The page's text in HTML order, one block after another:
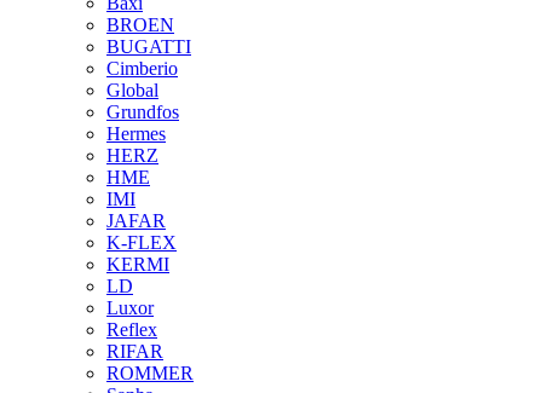
BROEN
BUGATTI
Cimberio
Global
Grundfos
Hermes
HERZ
HME
IMI
JAFAR
K-FLEX
KERMI
LD
Luxor
Reflex
RIFAR
ROMMER